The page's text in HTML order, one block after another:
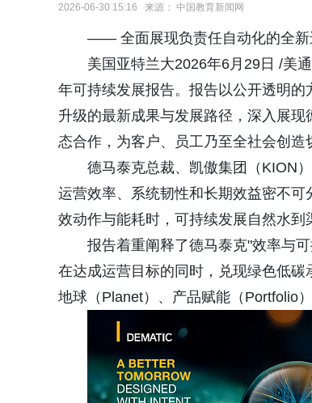
2026-06-30 15:16 来源： 中国教育新闻网
—— 全面展现负责任自动化的全新
美国亚特兰大2026年6月29日 /美
年可持续发展报告。报告以公开透明
升级的最新成果与发展路径，深入展
态合作，为客户、员工乃至全社会创造
德马泰克总裁、凯傲集团（KION
运营效率、系统韧性和长期效益密不
效动作与能耗时，可持续发展自然水到
报告着重阐释了德马泰克"效率与
在达成运营目标的同时，兑现绿色低
地球（Planet）、产品赋能（Portfolio